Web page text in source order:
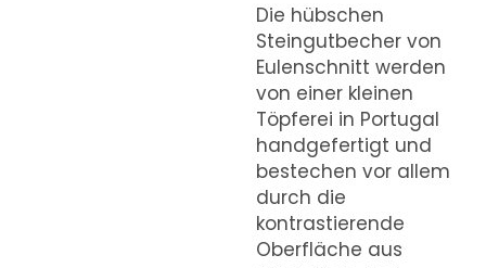
Die hübschen
Steingutbecher von
Eulenschnitt werden
von einer kleinen
Töpferei in Portugal
handgefertigt und
bestechen vor allem
durch die
kontrastierende
Oberfläche aus